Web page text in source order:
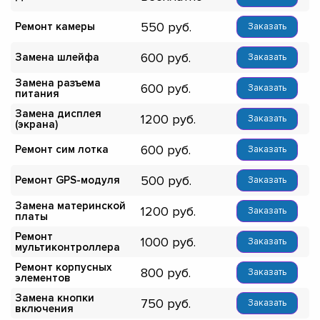
Ремонт камеры 550 Заказать
Замена шлейфа 600 Заказать
Замена разъема
питания
600 Заказать
Замена дисплея
(экрана)
1200 Заказать
Ремонт сим лотка 600 Заказать
Ремонт GPS-модуля 500 Заказать
Замена материнской
платы
1200 Заказать
Ремонт
мультиконтроллера
1000 Заказать
Ремонт корпусных
элементов
800 Заказать
Замена кнопки
включения
750 Заказать